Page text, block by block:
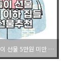
센스 있는 집들이 선물 5만원 미만 선물 추천 1